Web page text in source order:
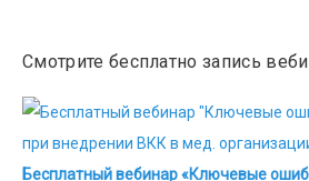
Смотрите бесплатно запись
Бесплатный вебинар «Ключевые